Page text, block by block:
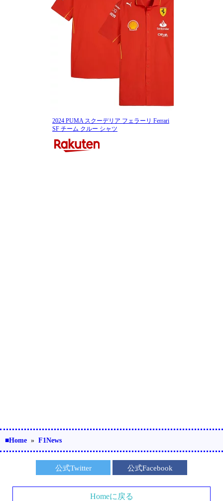
2024 PUMA スクーデリア フェラーリ Ferrari
SF チーム クルー シャツ
■Home » F1News
公式Twitter 公式Facebook
Homeに戻る